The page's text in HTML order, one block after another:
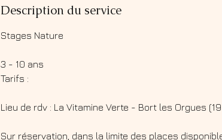
Description du service
Stages Nature
3 - 10 ans
Tarifs :
Lieu de rdv : La Vitamine Verte - Bort les Orgues (19
Sur réservation, dans la limite des places